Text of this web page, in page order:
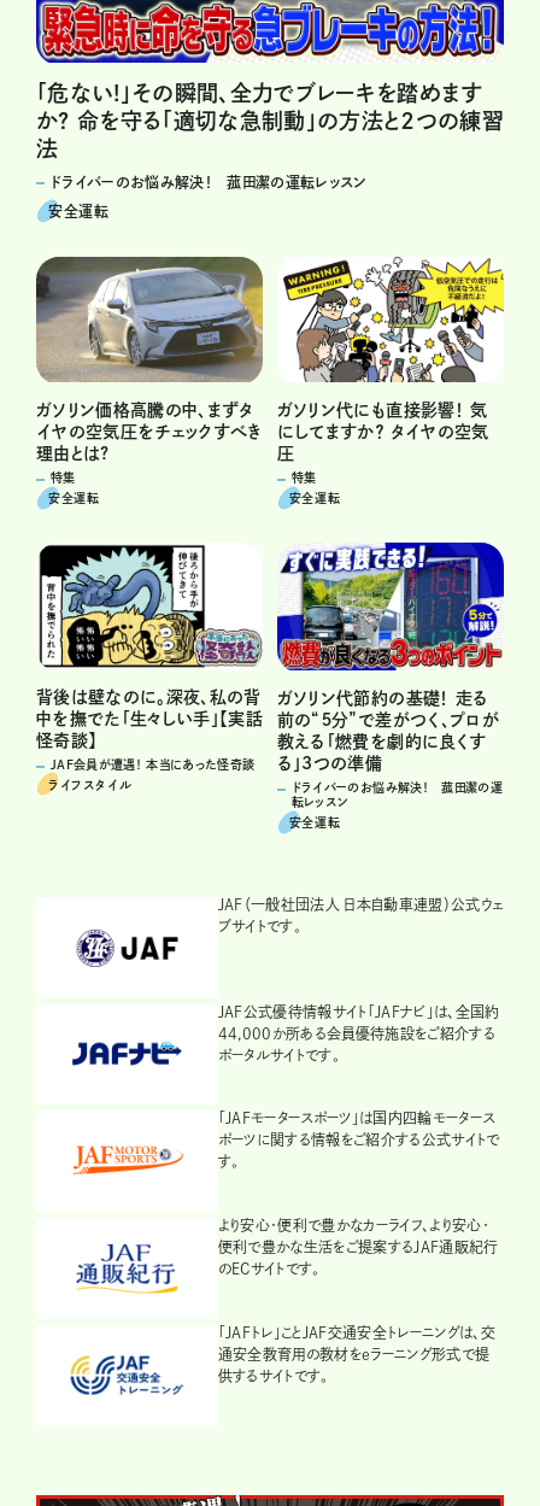
「危ない!」その瞬間、全力でブレーキを踏めます
か? 命を守る「適切な急制動」の方法と２つの練習
法
ドライバーのお悩み解決！ 菰田潔の運転レッスン
安全運転
ガソリン価格高騰の中、まずタ
イヤの空気圧をチェックすべき
理由とは?
特集
安全運転
ガソリン代にも直接影響！ 気
にしてますか？ タイヤの空気
圧
特集
安全運転
背後は壁なのに。深夜、私の背
中を撫でた「生々しい手」【実話
怪奇談】
JAF会員が遭遇！ 本当にあった怪奇談
ライフスタイル
ガソリン代節約の基礎！ 走る
前の“５分”で差がつく、プロが
教える「燃費を劇的に良くす
る」3つの準備
ドライバーのお悩み解決！ 菰田潔の運
転レッスン
安全運転
JAF（一般社団法人 日本自動車連盟）公式ウェ
ブサイトです。
JAF公式優待情報サイト「JAFナビ」は、全国約
44,000か所ある会員優待施設をご紹介する
ポータルサイトです。
「JAFモータースポーツ」は国内四輪モータース
ポーツに関する情報をご紹介する公式サイトで
す。
より安心・便利で豊かなカーライフ、より安心・
便利で豊かな生活をご提案するJAF通販紀行
のECサイトです。
「JAFトレ」ことJAF交通安全トレーニングは、交
通安全教育用の教材をeラーニング形式で提
供するサイトです。